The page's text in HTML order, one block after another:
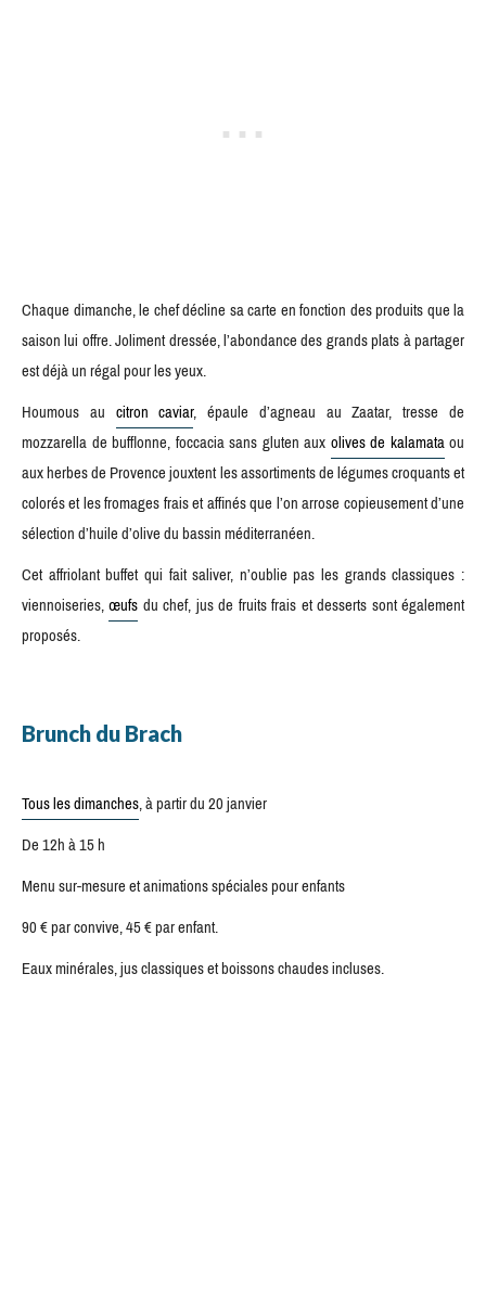
Chaque dimanche, le chef décline sa carte en fonction des produits que la
saison lui offre. Joliment dressée, l’abondance des grands plats à partager
est déjà un régal pour les yeux.
Houmous au citron caviar, épaule d’agneau au Zaatar, tresse de
mozzarella de bufflonne, foccacia sans gluten auxolives de kalamataou
aux herbes de Provence jouxtent les assortiments de légumes croquants et
colorés et les fromages frais et affinés que l’on arrose copieusement d’une
sélection d’huile d’olive du bassin méditerranéen.
Cet affriolant buffet qui fait saliver, n’oublie pas les grands classiques :
viennoiseries,œufsdu chef, jus de fruits frais et desserts sont également
proposés.
Brunch du Brach
Tous les dimanches, à partir du 20 janvier
De 12h à 15 h
Menu sur-mesure et animations spéciales pour enfants
90 € par convive, 45 € par enfant.
Eaux minérales, jus classiques et boissons chaudes incluses.